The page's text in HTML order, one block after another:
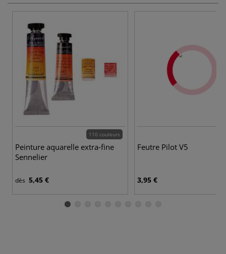
110 couleurs
Peinture aquarelle extra-fine
Sennelier
dès 5,45 €
Feutre Pilot V5
3,95 €